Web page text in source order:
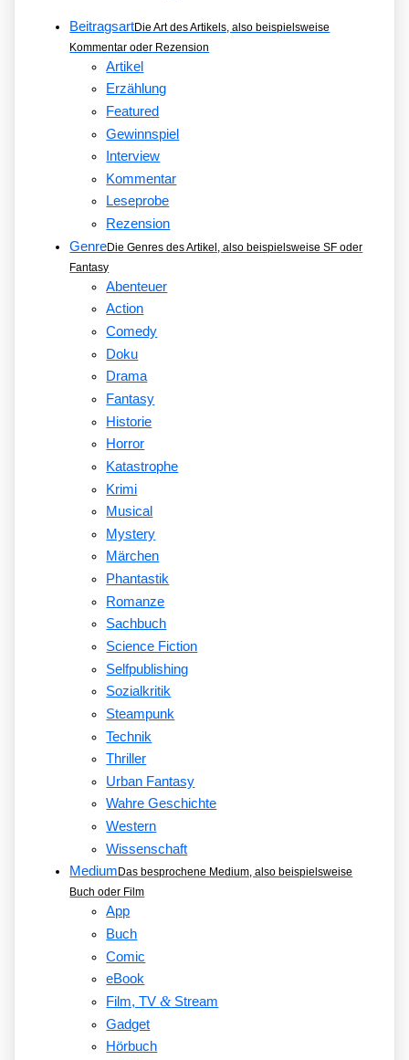
BeitragsartDie Art des Artikels, also beispielsweise
Kommentar oder Rezension
Artikel
Erzählung
Featured
Gewinnspiel
Interview
Kommentar
Leseprobe
Rezension
GenreDie Genres des Artikel, also beispielsweise SF oder
Fantasy
Abenteuer
Action
Comedy
Doku
Drama
Fantasy
Historie
Horror
Katastrophe
Krimi
Musical
Mystery
Märchen
Phantastik
Romanze
Sachbuch
Science Fiction
Selfpublishing
Sozialkritik
Steampunk
Technik
Thriller
Urban Fantasy
Wahre Geschichte
Western
Wissenschaft
Medium Das besprochene Medium, also beispielsweise
Buch oder Film
App
Buch
Comic
eBook
Film, TV&Stream
Gadget
Hörbuch